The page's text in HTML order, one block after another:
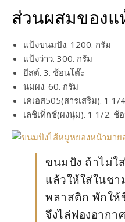
ส่วนผสมของแ
แป้งขนมปัง. 1200. กรัม
แป้งว่าว. 300. กรัม
ยีสต์. 3. ช้อนโต๊ะ
นมผง. 60. กรัม
เคเอส505(สารเสริม). 1 1/
เลชิเท็กช์(ผงนุ่ม). 1 1/2. ช้
ขนมปัง ถ้าไม่ใ
แล้วให้ใส่ในช
พลาสติก พักให้
จึงไล่ฟองอาก